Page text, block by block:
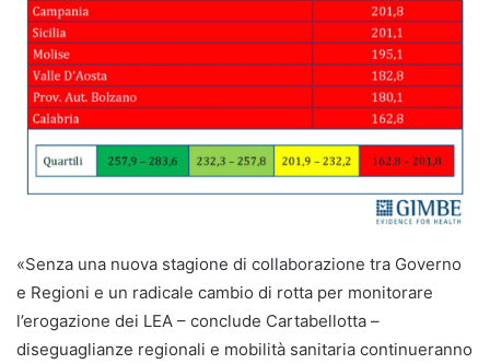
«Senza una nuova stagione di collaborazione tra Governo
e Regioni e un radicale cambio di rotta per monitorare
l’erogazione dei LEA – conclude Cartabellotta –
diseguaglianze regionali e mobilità sanitaria continueranno